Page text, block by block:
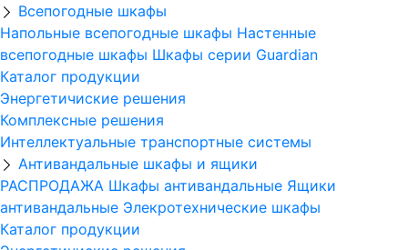
Всепогодные шкафы
Напольные всепогодные шкафы Настенные
всепогодные шкафы Шкафы серии Guardian
Каталог продукции
Энергетичиские решения
Комплексные решения
Интеллектуальные транспортные системы
Антивандальные шкафы и ящики
РАСПРОДАЖА Шкафы антивандальные Ящики
антивандальные Элекротехнические шкафы
Каталог продукции